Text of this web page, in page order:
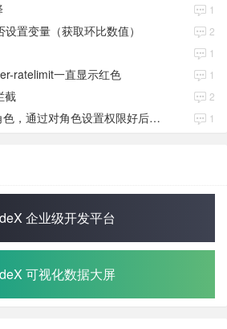
1
置变量（获取环比数值） 2
1
ratelimit一直显示红色 1
截 2
创建用户后，分配对应角色，通过对角色设置权限好后，登录当前用户后。查看不到当前已分配对应角色权限数据 1
企业级开发平台
可视化数据大屏